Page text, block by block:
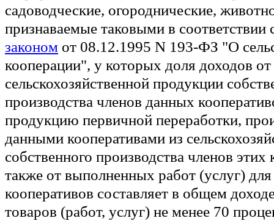
садоводческие, огороднические,
признаваемые таковыми в соответствии
законом от 08.12.1995 N 193-ФЗ "О
кооперации", у которых доля доходов от
сельскохозяйственной продукции
производства членов данных
продукцию первичной переработки,
данными кооперативами из
собственного производства членов этих
также от выполненных работ (услуг)
кооперативов составляет в общем
товаров (работ, услуг) не менее 70